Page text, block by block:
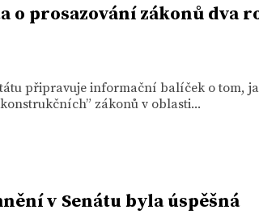
o prosazování zákonů dva
připravuje informační balíček o tom,
zákonů v oblasti...
v Senátu byla úspěšná